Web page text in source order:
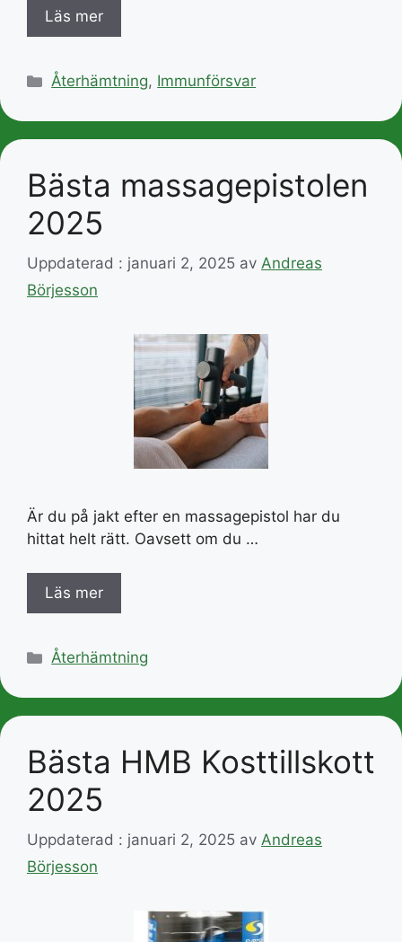
Läs mer
Kategorier
Återhämtning, Immunförsvar
Bästa massagepistolen
2025
Uppdaterad : januari 2, 2025 av Andreas
Börjesson
Är du på jakt efter en massagepistol har du
hittat helt rätt. Oavsett om du …
Läs mer
Kategorier
Återhämtning
Bästa HMB Kosttillskott
2025
Uppdaterad : januari 2, 2025 av Andreas
Börjesson